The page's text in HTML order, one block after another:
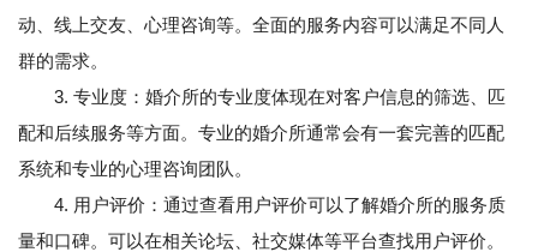
动、线上交友、心理咨询等。全面的服务内容可以满足不同人
群的需求。
3. 专业度：婚介所的专业度体现在对客户信息的筛选、匹
配和后续服务等方面。专业的婚介所通常会有一套完善的匹配
系统和专业的心理咨询团队。
4. 用户评价：通过查看用户评价可以了解婚介所的服务质
量和口碑。可以在相关论坛、社交媒体等平台查找用户评价。